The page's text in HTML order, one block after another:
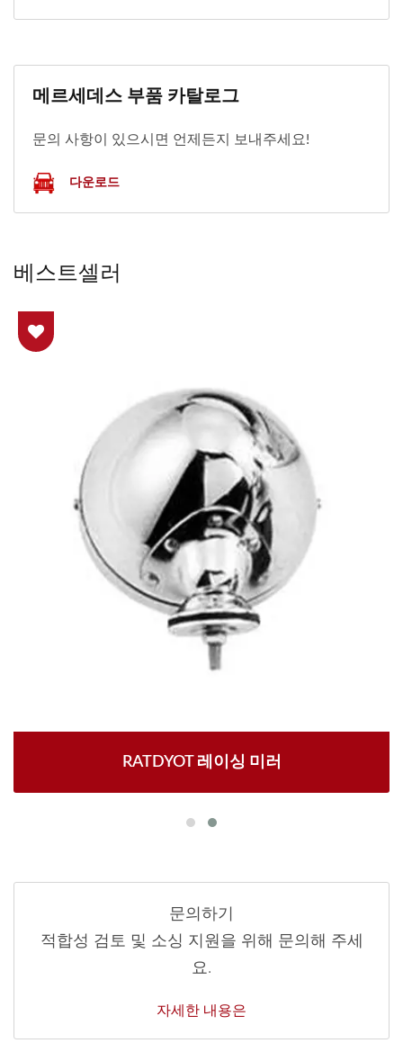
메르세데스 부품 카탈로그
문의 사항이 있으시면 언제든지 보내주세요!
다운로드
베스트셀러
RATDYOT 레이싱 미러
문의하기
적합성 검토 및 소싱 지원을 위해 문의해 주세
요.
자세한 내용은